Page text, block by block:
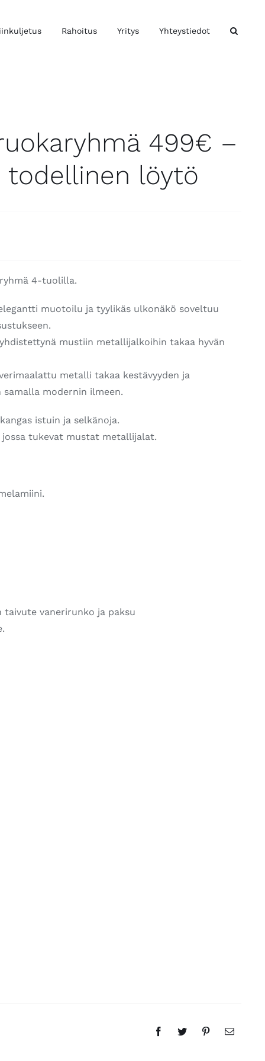
Rahoitus Yritys Yhteystiedot
499€ –
todellinen löytö
4-tuolilla.
muotoilu ja tyylikäs ulkonäkö soveltuu
mustiin metallijalkoihin takaa hyvän
metalli takaa kestävyyden ja
modernin ilmeen.
istuin ja selkänoja.
jossa tukevat mustat metallijalat.
taivute vanerirunko ja paksu